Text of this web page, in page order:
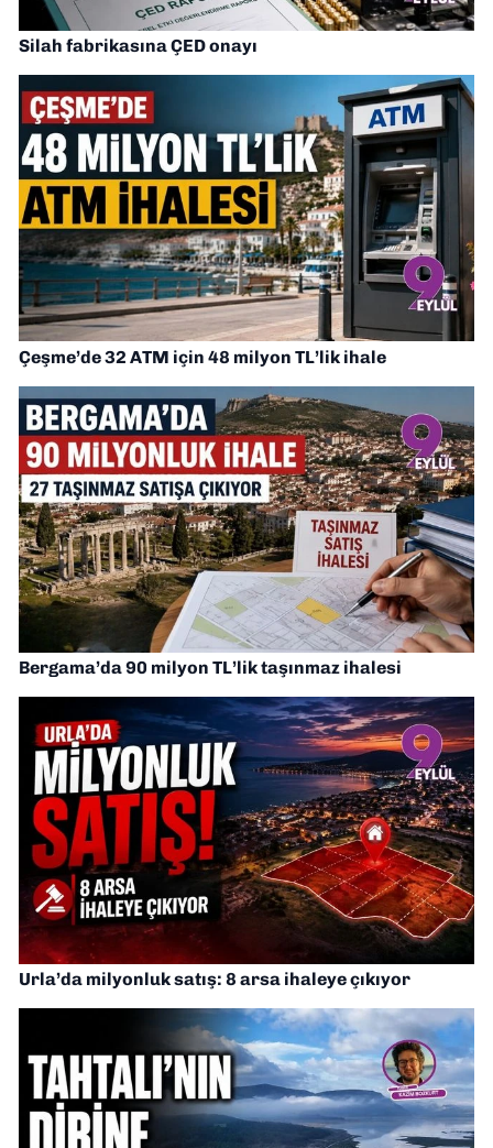
Silah fabrikasına ÇED onayı
Çeşme’de 32 ATM için 48 milyon TL’lik ihale
Bergama’da 90 milyon TL’lik taşınmaz ihalesi
Urla’da milyonluk satış: 8 arsa ihaleye çıkıyor